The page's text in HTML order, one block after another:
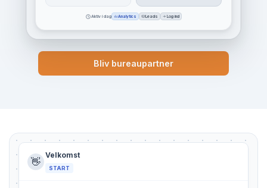
Bliv bureaupartner
Aktiv i dag Analytics Leads Log ind
👋
Velkomst
START